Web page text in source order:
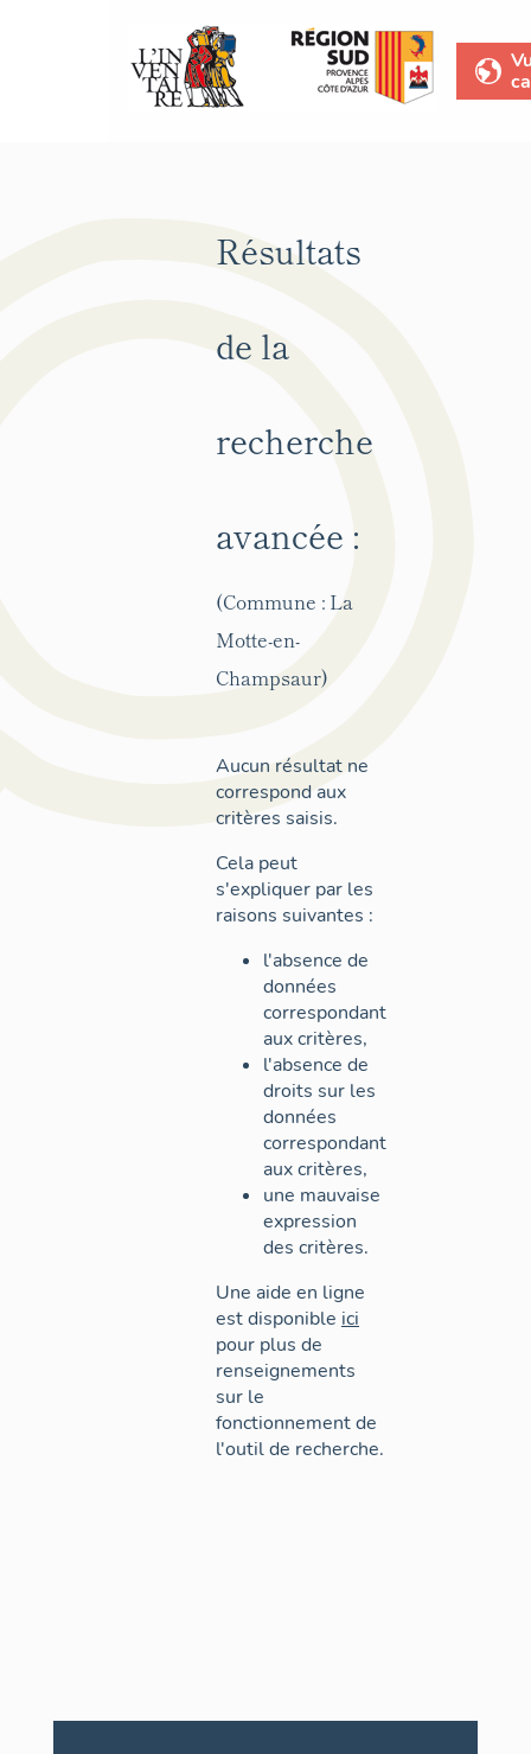
Résultats
de la
recherche
avancée :
(Commune : La
Motte-en-
Champsaur)
Aucun résultat ne
correspond aux
critères saisis.
Cela peut
s'expliquer par les
raisons suivantes :
l'absence de
données
correspondant
aux critères,
l'absence de
droits sur les
données
correspondant
aux critères,
une mauvaise
expression
des critères.
Une aide en ligne
est disponible ici
pour plus de
renseignements
sur le
fonctionnement de
l'outil de recherche.